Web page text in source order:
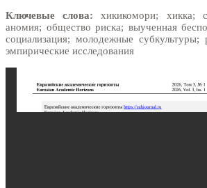
Ключевые слова: хикикомори; хикка;
аномия; общество риска; выученная
социализация; молодежные субкультуры;
эмпирические исследования